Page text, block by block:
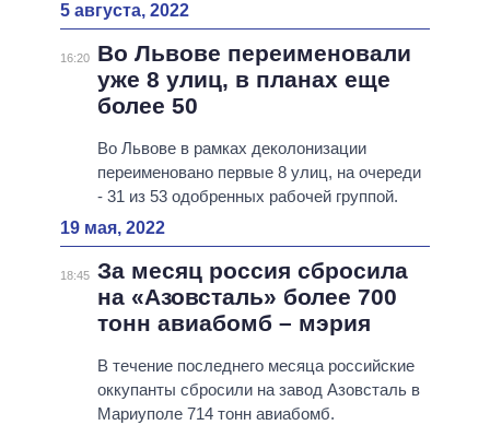
5 августа, 2022
16:20
Во Львове переименовали
уже 8 улиц, в планах еще
более 50
Во Львове в рамках деколонизации
переименовано первые 8 улиц, на очереди
- 31 из 53 одобренных рабочей группой.
19 мая, 2022
18:45 За месяц россия сбросила
на «Азовсталь» более 700
тонн авиабомб – мэрия
В течение последнего месяца российские
оккупанты сбросили на завод Азовсталь в
Мариуполе 714 тонн авиабомб.